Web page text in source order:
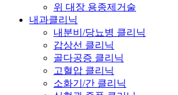
위 대장 용종제거술
내과클리닉
내분비/당뇨병 클리닉
갑상선 클리닉
골다공증 클리닉
고혈압 클리닉
소화기/간 클리닉